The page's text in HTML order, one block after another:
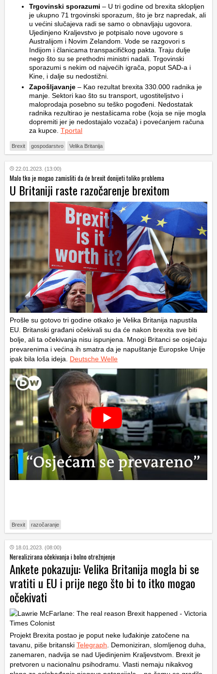
Trgovinski sporazumi – U tri godine od brexita sklopljen
je ukupno 71 trgovinski sporazum, što je brz napredak, ali
u većini slučajeva radi se samo o obnavljaju ugovora.
Ujedinjeno Kraljevstvo je potpisalo nove ugovore s
Australijom i Novim Zelandom. Vode se razgovori s
Indijom i članicama transpacifičkog pakta. Traju dulje
nego što su se prethodni ministri nadali. Trgovinski
sporazumi s nekim od najvećih igrača, poput SAD-a i
Kine, i dalje su nedostižni.
Zapošljavanje – Kao rezultat brexita 330.000 radnika je
manje. Sektori kao što su transport, ugostiteljstvo i
maloprodaja posebno su teško pogođeni. Nedostatak
radnika rezultirao je nestašicama robe (koja se nije mogla
dopremiti jer je nedostajalo vozača) i povećanjem računa
za kupce. Tportal
Brexit gospodarstvo Velika Britanija
22.01.2023. (13:00)
Malo tko je mogao zamisliti da će brexit donijeti toliko problema
U Britaniji raste razočarenje brexitom
Prošle su gotovo tri godine otkako je Velika Britanija napustila
EU. Britanski građani očekivali su da će nakon brexita sve biti
bolje, ali ta očekivanja nisu ispunjena. Mnogi Britanci se osjećaju
prevarenima i većina ih smatra da je napuštanje Europske Unije
ipak bila loša ideja. Deutsche Welle
Brexit razočaranje
18.01.2023. (08:00)
Nerealizirana očekivanja i bolno otrežnjenje
Ankete pokazuju: Velika Britanija mogla bi se
vratiti u EU i prije nego što bi to itko mogao
očekivati
Projekt Brexita postao je poput neke luđakinje zatočene na
tavanu, piše britanski Telegraph. Demoniziran, slomljenog duha,
zanemaren, nadvija se nad Ujedinjenim Kraljevstvom. Brexit je
pretvoren u nacionalnu psihodramu. Vlasti nemaju nikakvog